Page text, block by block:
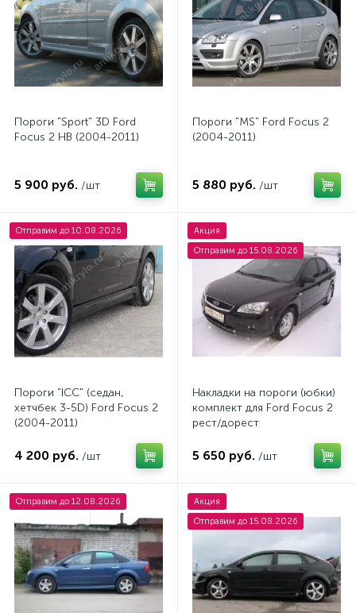
Пороги "Sport" 3D Ford
Focus 2 HB (2004-2011)
5 900 руб. /шт
Пороги "MS" Ford Focus 2
(2004-2011)
5 880 руб. /шт
Отправим до 10.08.2026
Пороги "ICС" (седан,
хетчбек 3-5D) Ford Focus 2
(2004-2011)
4 200 руб. /шт
Акция
Отправим до 15.08.2026
Накладки на пороги (юбки)
комплект для Ford Focus 2
рест/дорест
5 650 руб. /шт
Отправим до 12.08.2026
Акция
Отправим до 15.08.2026